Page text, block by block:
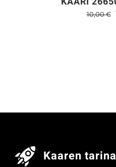
10,00€
Kaaren tarina